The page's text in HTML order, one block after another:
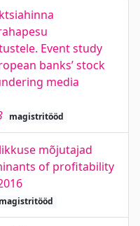
Event study
banks’ stock
media
magistritööd
mõjutajad
of profitability
magistritööd